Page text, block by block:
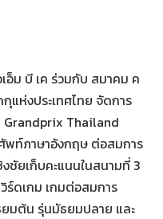
อ็ม บี เค ร่วมกับ สมาคม ค
แห่งประเทศไทย จัดการ
Grandprix Thailand
ท์ภาษาอังกฤษ ต่อสมการ
ชัยเก็บคะแนนในสนามที่ 3
ร์ดเกม เกมต่อสมการ
มต้น รุ่นมัธยมปลาย และ